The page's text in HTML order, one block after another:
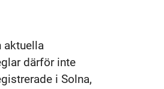
aktuella
därför inte
i Solna,